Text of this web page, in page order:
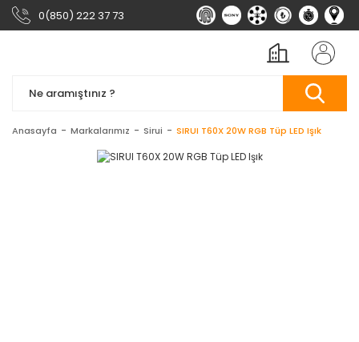
0(850) 222 37 73
Anasayfa Markalarımız Sirui SIRUI T60X 20W RGB Tüp LED Işık